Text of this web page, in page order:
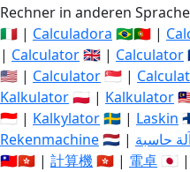
Rechner in anderen
🇮🇹 | Calculadora 🇧🇷🇵🇹 |
| Calculator🇬🇧 | Calculator
🇺🇸 | Calculator🇸🇬 |
Kalkulator🇵🇱 | Kalkulator
🇮🇩 | Kalkylator🇸🇪 | Laskin
Rekenmachine🇳🇱 | حاسبة
🇹🇼🇭🇰 | 計算機🇭🇰 | 電卓 🇯🇵 |